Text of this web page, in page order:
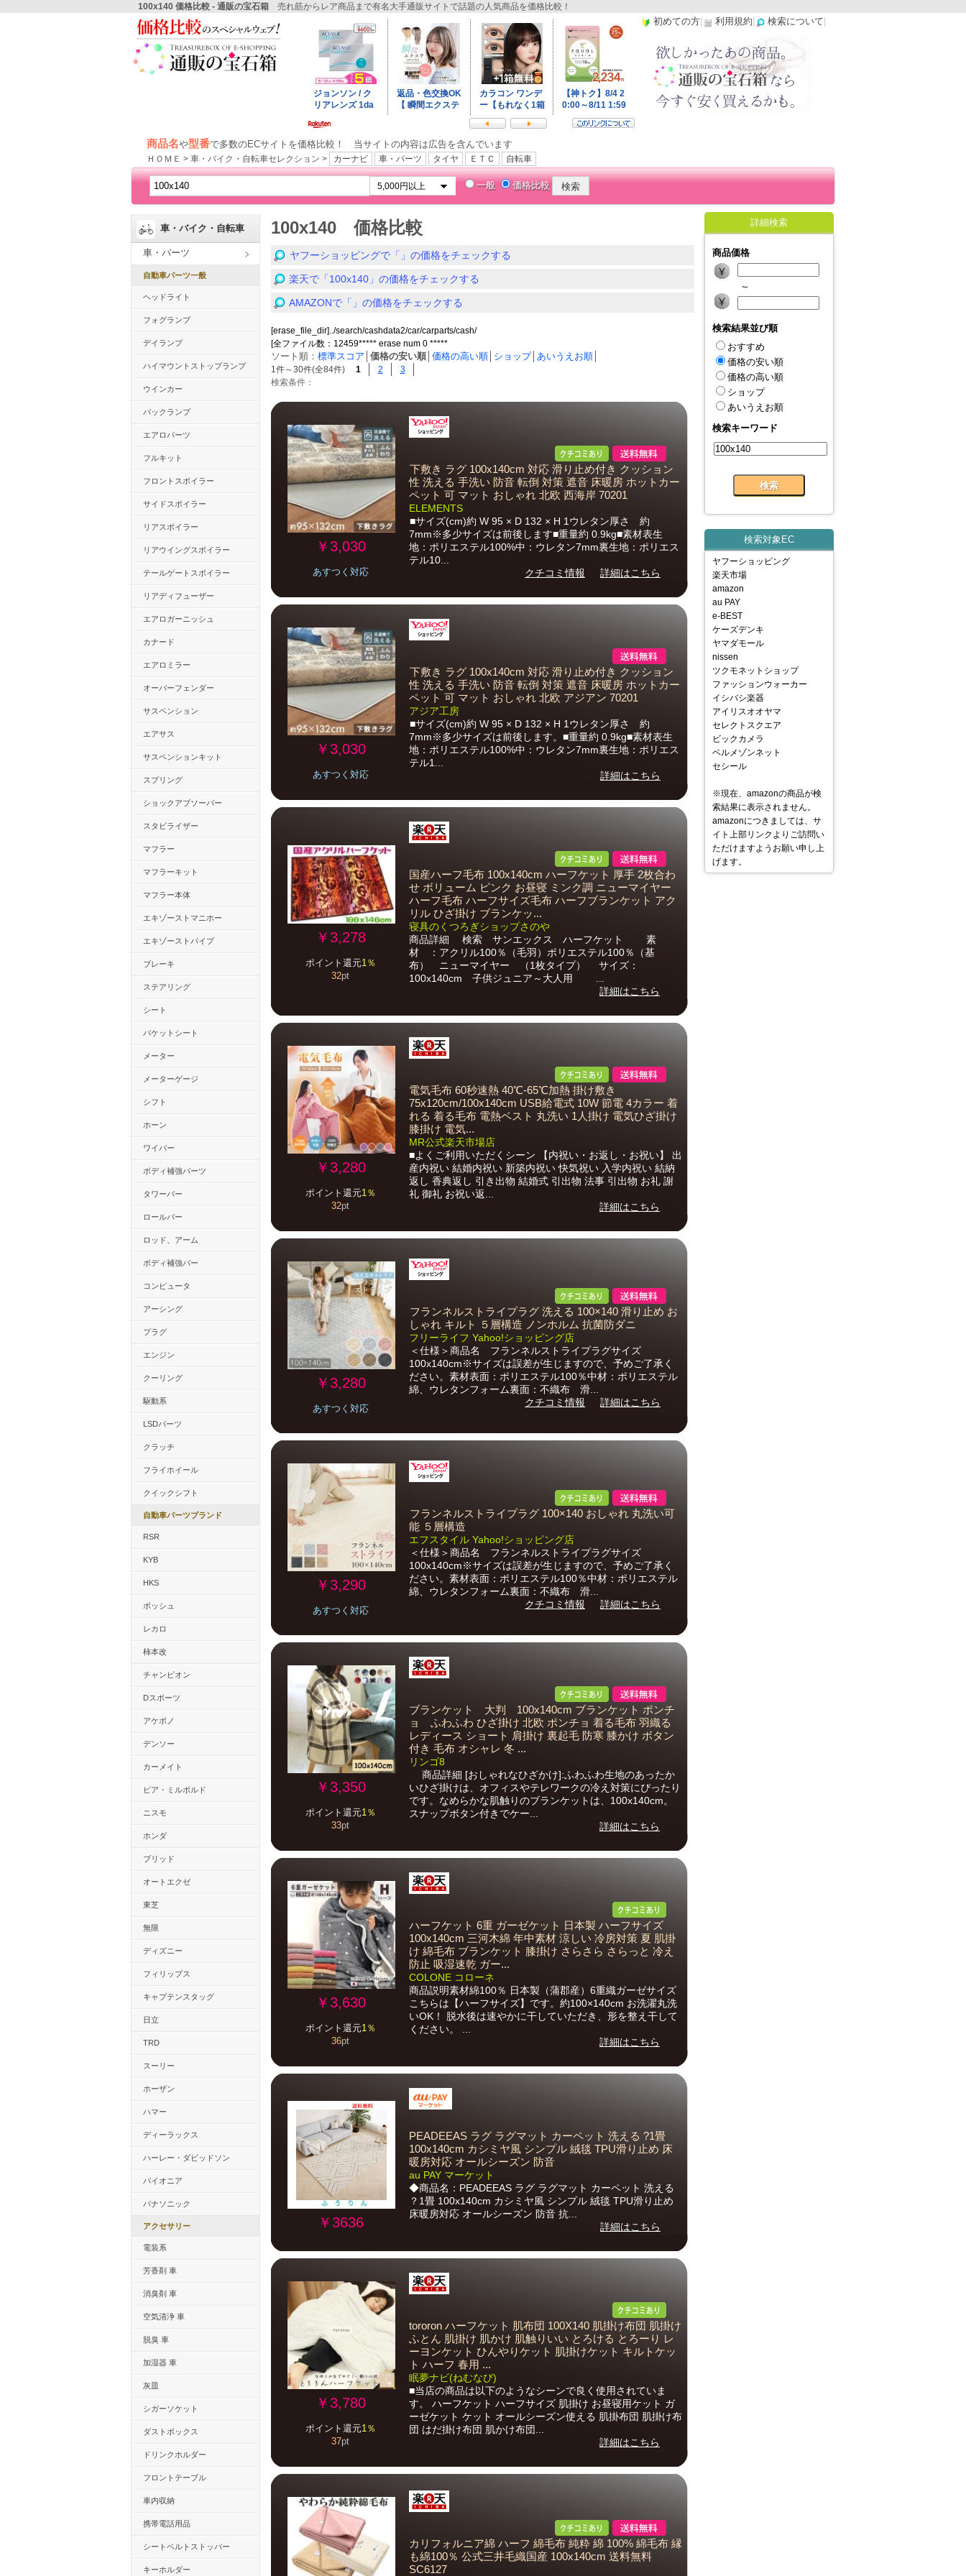
100x140 価格比較 - 通販の宝石箱 売れ筋からレア商品まで有名大手通販サイトで話題の人気商品を価格比較！
初めての方 利用規約 検索について
商品名や型番で多数のECサイトを価格比較！ 当サイトの内容は広告を含んでいます
ＨＯＭＥ > 車・バイク・自転車セレクション > カーナビ 車・パーツ タイヤ ＥＴＣ 自転車
一般 価格比較
車・バイク・自転車
車・パーツ
自動車パーツ一般
ヘッドライト
フォグランプ
デイランプ
ハイマウントストップランプ
ウインカー
バックランプ
エアロパーツ
フルキット
フロントスポイラー
サイドスポイラー
リアスポイラー
リアウイングスポイラー
テールゲートスポイラー
リアディフューザー
エアロガーニッシュ
カナード
エアロミラー
オーバーフェンダー
サスペンション
エアサス
サスペンションキット
スプリング
ショックアブソーバー
スタビライザー
マフラー
マフラーキット
マフラー本体
エキゾーストマニホー
エキゾーストパイプ
ブレーキ
ステアリング
シート
バケットシート
メーター
メーターゲージ
シフト
ホーン
ワイパー
ボディ補強パーツ
タワーバー
ロールバー
ロッド、アーム
ボディ補強バー
コンピュータ
アーシング
プラグ
エンジン
クーリング
駆動系
LSDパーツ
クラッチ
フライホイール
クイックシフト
自動車パーツブランド
RSR
KYB
HKS
ボッシュ
レカロ
柿本改
チャンピオン
Dスポーツ
アケボノ
デンソー
カーメイト
ピア・ミルボルド
ニスモ
ホンダ
ブリッド
オートエクゼ
東芝
無限
ディズニー
フィリップス
キャプテンスタッグ
日立
TRD
スーリー
ホーザン
ハマー
ディーラックス
ハーレー・ダビッドソン
パイオニア
パナソニック
アクセサリー
電装系
芳香剤 車
消臭剤 車
空気清浄 車
脱臭 車
加湿器 車
灰皿
シガーソケット
ダストボックス
ドリンクホルダー
フロントテーブル
車内収納
携帯電話用品
シートベルトストッパー
キーホルダー
100x140 価格比較
ヤフーショッピングで「」の価格をチェックする
楽天で「100x140」の価格をチェックする
AMAZONで「」の価格をチェックする
[erase_file_dir]../search/cashdata2/car/carparts/cash/
[全ファイル数：12459***** erase num 0 *****
ソート順： 標準スコア 価格の安い順 価格の高い順 ショップ│ あいうえお順
1件～30件(全84件) 1 2
3
検索条件：
￥3,030
あすつく対応
下敷き ラグ 100x140cm 対応 滑り止め付き クッション
性 洗える 手洗い 防音 転倒 対策 遮音 床暖房 ホットカー
ペット 可 マット おしゃれ 北欧 西海岸 70201
ELEMENTS
■サイズ(cm)約 W 95 × D 132 × H 1ウレタン厚さ 約
7mm※多少サイズは前後します■重量約 0.9kg■素材表生
地：ポリエステル100%中：ウレタン7mm裏生地：ポリエス
テル10...
クチコミ情報
詳細はこちら
￥3,030
あすつく対応
下敷き ラグ 100x140cm 対応 滑り止め付き クッション
性 洗える 手洗い 防音 転倒 対策 遮音 床暖房 ホットカー
ペット 可 マット おしゃれ 北欧 アジアン 70201
アジア工房
■サイズ(cm)約 W 95 × D 132 × H 1ウレタン厚さ 約
7mm※多少サイズは前後します。■重量約 0.9kg■素材表生
地：ポリエステル100%中：ウレタン7mm裏生地：ポリエス
テル1...
詳細はこちら
￥3,278
ポイント還元1％
32pt
国産ハーフ毛布 100x140cm ハーフケット 厚手 2枚合わ
せ ボリューム ピンク お昼寝 ミンク調 ニューマイヤー
ハーフ毛布 ハーフサイズ毛布 ハーフブランケット アク
リル ひざ掛け ブランケッ...
寝具のくつろぎショップさのや
商品詳細 検索 サンエックス ハーフケット 素
材 ：アクリル100％（毛羽）ポリエステル100％（基
布） ニューマイヤー （1枚タイプ） サイズ：
100x140cm 子供ジュニア～大人用 ...
詳細はこちら
￥3,280
ポイント還元1％
32pt
電気毛布 60秒速熱 40℃-65℃加熱 掛け敷き
75x120cm/100x140cm USB給電式 10W 節電 4カラー 着
れる 着る毛布 電熱ベスト 丸洗い 1人掛け 電気ひざ掛け
膝掛け 電気...
MR公式楽天市場店
■よくご利用いただくシーン 【内祝い・お返し・お祝い】 出
産内祝い 結婚内祝い 新築内祝い 快気祝い 入学内祝い 結納
返し 香典返し 引き出物 結婚式 引出物 法事 引出物 お礼 謝
礼 御礼 お祝い返...
詳細はこちら
￥3,280
あすつく対応
フランネルストライプラグ 洗える 100×140 滑り止め お
しゃれ キルト ５層構造 ノンホルム 抗菌防ダニ
フリーライフ Yahoo!ショッピング店
＜仕様＞商品名 フランネルストライプラグサイズ
100x140cm※サイズは誤差が生じますので、予めご了承く
ださい。素材表面：ポリエステル100％中材：ポリエステル
綿、ウレタンフォーム裏面：不織布 滑...
クチコミ情報
詳細はこちら
￥3,290
あすつく対応
フランネルストライプラグ 100×140 おしゃれ 丸洗い可
能 ５層構造
エフスタイル Yahoo!ショッピング店
＜仕様＞商品名 フランネルストライプラグサイズ
100x140cm※サイズは誤差が生じますので、予めご了承く
ださい。素材表面：ポリエステル100％中材：ポリエステル
綿、ウレタンフォーム裏面：不織布 滑...
クチコミ情報
詳細はこちら
￥3,350
ポイント還元1％
33pt
ブランケット 大判 100x140cm ブランケット ポンチ
ョ ふわふわ ひざ掛け 北欧 ポンチョ 着る毛布 羽織る
レディース ショート 肩掛け 裏起毛 防寒 膝かけ ボタン
付き 毛布 オシャレ 冬 ...
リンゴ8
商品詳細 [おしゃれなひざかけ]:ふわふわ生地のあったか
いひざ掛けは、オフィスやテレワークの冷え対策にぴったり
です。なめらかな肌触りのブランケットは、100x140cm。
スナップボタン付きでケー...
詳細はこちら
￥3,630
ポイント還元1％
36pt
ハーフケット 6重 ガーゼケット 日本製 ハーフサイズ
100x140cm 三河木綿 年中素材 涼しい 冷房対策 夏 肌掛
け 綿毛布 ブランケット 膝掛け さらさら さらっと 冷え
防止 吸湿速乾 ガー...
COLONE コローネ
商品説明素材綿100％ 日本製（蒲郡産）6重織ガーゼサイズ
こちらは【ハーフサイズ】です。約100×140cm お洗濯丸洗
いOK！ 脱水後は速やかに干していただき、形を整え干して
ください。 ...
詳細はこちら
￥3636
PEADEEAS ラグ ラグマット カーペット 洗える ?1畳
100x140cm カシミヤ風 シンプル 絨毯 TPU滑り止め 床
暖房対応 オールシーズン 防音
au PAY マーケット
◆商品名：PEADEEAS ラグ ラグマット カーペット 洗える
？1畳 100x140cm カシミヤ風 シンプル 絨毯 TPU滑り止め
床暖房対応 オールシーズン 防音 抗...
詳細はこちら
￥3,780
ポイント還元1％
37pt
tororon ハーフケット 肌布団 100X140 肌掛け布団 肌掛け
ふとん 肌掛け 肌かけ 肌触りいい とろける とろーり レ
ーヨンケット ひんやりケット 肌掛けケット キルトケッ
ト ハーフ 春用 ...
眠夢ナビ(ねむなび)
■当店の商品は以下のようなシーンで良く使用されていま
す。 ハーフケット ハーフサイズ 肌掛け お昼寝用ケット ガ
ーゼケット ケット オールシーズン使える 肌掛布団 肌掛け布
団 はだ掛け布団 肌かけ布団...
詳細はこちら
カリフォルニア綿 ハーフ 綿毛布 純粋 綿 100% 綿毛布 縁
も綿100％ 公式三井毛織国産 100x140cm 送料無料
SC6127
詳細検索
商品価格
～
検索結果並び順
おすすめ
価格の安い順
価格の高い順
ショップ
あいうえお順
検索キーワード
検索対象EC
ヤフーショッピング
楽天市場
amazon
au PAY
e-BEST
ケーズデンキ
ヤマダモール
nissen
ツクモネットショップ
ファッションウォーカー
イシバシ楽器
アイリスオオヤマ
セレクトスクエア
ビックカメラ
ベルメゾンネット
セシール
※現在、amazonの商品が検
索結果に表示されません。
amazonにつきましては、サ
イト上部リンクよりご訪問い
ただけますようお願い申し上
げます。